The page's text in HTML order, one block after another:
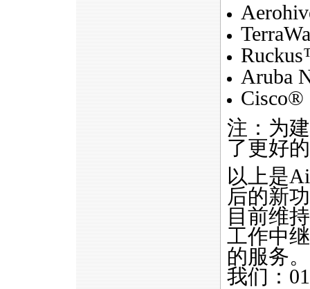
Aruba
Cisco®
注：为
了更好
以上是
后的新
目前维
工作中
的服务
我们：